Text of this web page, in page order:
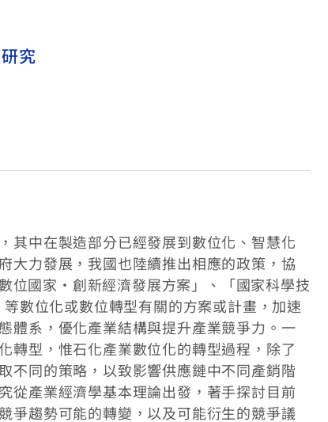
究
其中在製造部分已經發展到數位化、智慧化
大力發展，我國也陸續推出相應的政策，協
位國家・創新經濟發展方案」、「國家科學技
數位化或數位轉型有關的方案或計畫，加速
體系，優化產業結構與提升產業競爭力。一
轉型，惟石化產業數位化的轉型過程，除了
不同的策略，以致影響供應鏈中不同產銷階
從產業經濟學基本理論出發，著手探討目前
爭趨勢可能的轉變，以及可能衍生的競爭議